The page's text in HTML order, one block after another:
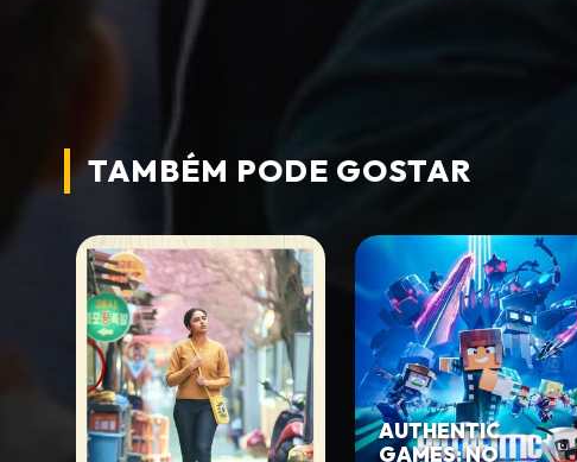
TAMBÉM PODE GOSTAR
AUTHENTIC
GAMES: NO